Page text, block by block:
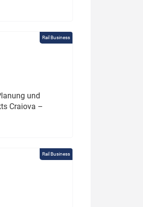
Rail Business
und
Craiova –
Rail Business